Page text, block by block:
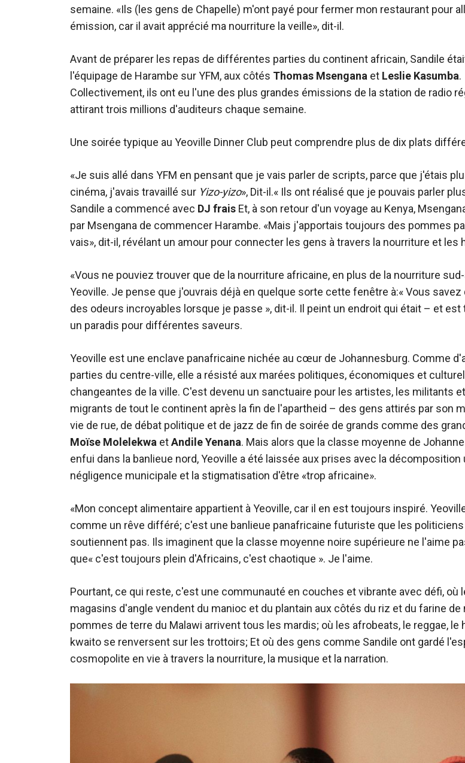
semaine. «Ils (les gens de Chapelle) m'ont payé pour fermer mon restaurant pour
émission, car il avait apprécié ma nourriture la veille», dit-il.
Avant de préparer les repas de différentes parties du continent africain, Sandile
l'équipage de Harambe sur YFM, aux côtés Thomas Msengana et Leslie Kasumba.
Collectivement, ils ont eu l'une des plus grandes émissions de la station de radio
attirant trois millions d'auditeurs chaque semaine.
Une soirée typique au Yeoville Dinner Club peut comprendre plus de dix plats
«Je suis allé dans YFM en pensant que je vais parler de scripts, parce que j'étais
cinéma, j'avais travaillé sur Yizo-yizo», Dit-il.« Ils ont réalisé que je pouvais parler
Sandile a commencé avec DJ frais Et, à son retour d'un voyage au Kenya,
par Msengana de commencer Harambe. «Mais j'apportais toujours des pommes
vais», dit-il, révélant un amour pour connecter les gens à travers la nourriture et les
«Vous ne pouviez trouver que de la nourriture africaine, en plus de la nourriture
Yeoville. Je pense que j'ouvrais déjà en quelque sorte cette fenêtre à:« Vous savez
des odeurs incroyables lorsque je passe », dit-il. Il peint un endroit qui était – et est
un paradis pour différentes saveurs.
Yeoville est une enclave panafricaine nichée au cœur de Johannesburg. Comme
parties du centre-ville, elle a résisté aux marées politiques, économiques et
changeantes de la ville. C'est devenu un sanctuaire pour les artistes, les militants
migrants de tout le continent après la fin de l'apartheid – des gens attirés par son
vie de rue, de débat politique et de jazz de fin de soirée de grands comme des
Moïse Molelekwa etAndile Yenana. Mais alors que la classe moyenne de
enfui dans la banlieue nord, Yeoville a été laissée aux prises avec la décomposition
négligence municipale et la stigmatisation d'être «trop africaine».
«Mon concept alimentaire appartient à Yeoville, car il en est toujours inspiré.
comme un rêve différé; c'est une banlieue panafricaine futuriste que les politiciens
soutiennent pas. Ils imaginent que la classe moyenne noire supérieure ne l'aime
que« c'est toujours plein d'Africains, c'est chaotique ». Je l'aime.
Pourtant, ce qui reste, c'est une communauté en couches et vibrante avec défi, où
magasins d'angle vendent du manioc et du plantain aux côtés du riz et du farine de
pommes de terre du Malawi arrivent tous les mardis; où les afrobeats, le reggae, le
kwaito se renversent sur les trottoirs; Et où des gens comme Sandile ont gardé
cosmopolite en vie à travers la nourriture, la musique et la narration.